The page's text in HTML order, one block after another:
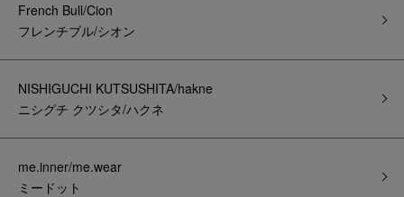
French Bull/Cion
フレンチブル/シオン
NISHIGUCHI KUTSUSHITA/hakne
ニシグチ クツシタ/ハクネ
me.inner/me.wear
ミードット